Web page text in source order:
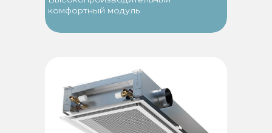
комфортный модуль